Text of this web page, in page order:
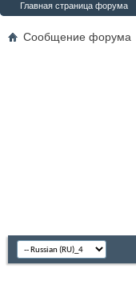
Главная страница форума
Сообщение форума